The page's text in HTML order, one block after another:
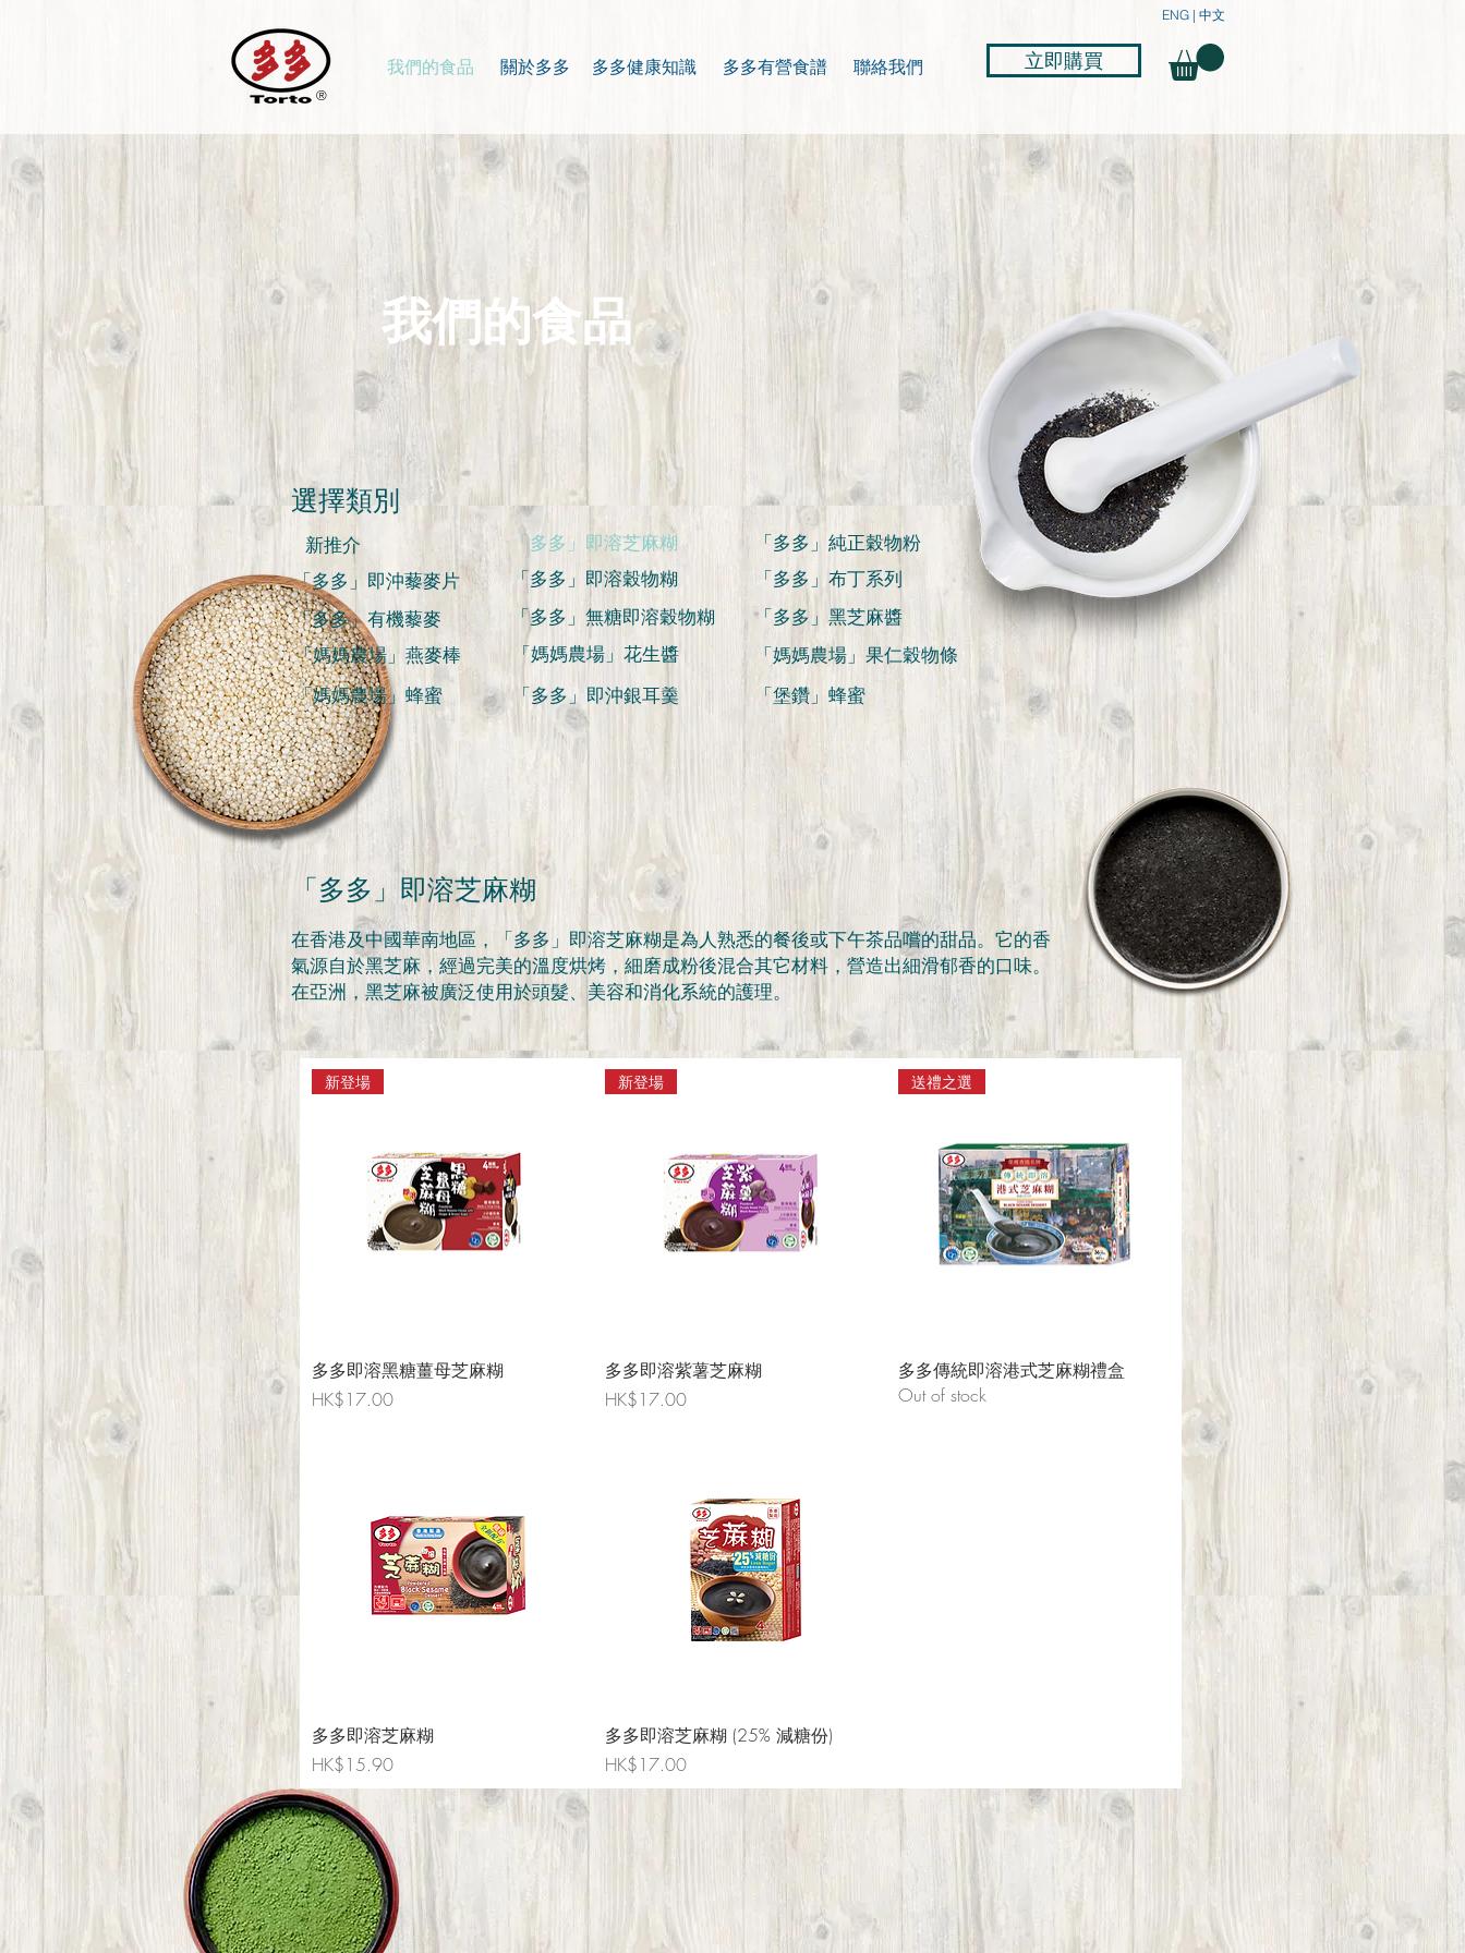
®
我們的食品 關於多多 多多健康知識 多多有營食譜 聯絡我們 立即購買
ENG | 中文
新登場
多多即溶黑糖薑母芝麻糊
Price
HK$17.00
新登場
多多即溶紫薯芝麻糊
Price
HK$17.00
送禮之選
多多傳統即溶港式芝麻糊禮盒
Out of stock
多多即溶芝麻糊
Price
HK$15.90
多多即溶芝麻糊 (25% 減糖份)
Price
HK$17.00
選擇類別
新推介
「多多」即沖藜麥片
「多多」有機藜麥
「媽媽農場」燕麥棒
「媽媽農場」蜂蜜
「多多」即溶芝麻糊
「多多」即溶穀物糊
「多多」無糖即溶穀物糊
「媽媽農場」花生醬
「多多」即沖銀耳羹
「多多」純正穀物粉
「多多」布丁系列
「多多」黑芝麻醬
「媽媽農場」果仁穀物條
「堡鑽」蜂蜜
我們的食品
「多多」即溶芝麻糊
在香港及中國華南地區，「多多」即溶芝麻糊是為人熟悉的餐後或下午茶品嚐的甜品。它的香
氣源自於黑芝麻，經過完美的溫度烘烤，細磨成粉後混合其它材料，營造出細滑郁香的口味。
在亞洲，黑芝麻被廣泛使用於頭髮、美容和消化系統的護理。